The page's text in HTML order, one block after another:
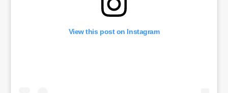
View this post on Instagram